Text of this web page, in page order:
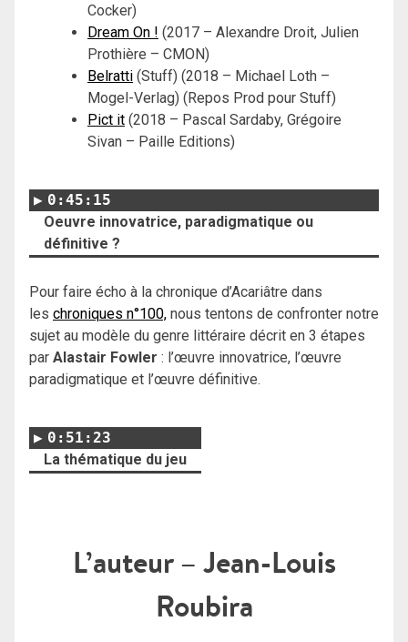
Cocker)
Dream On ! (2017 – Alexandre Droit, Julien
Prothière – CMON)
Belratti (Stuff) (2018 – Michael Loth –
Mogel-Verlag) (Repos Prod pour Stuff)
Pict it (2018 – Pascal Sardaby, Grégoire
Sivan – Paille Editions)
0:45:15
Oeuvre innovatrice, paradigmatique ou
définitive ?
Pour faire écho à la chronique d’Acariâtre dans
les chroniques n°100, nous tentons de confronter notre
sujet au modèle du genre littéraire décrit en 3 étapes
par Alastair Fowler : l’œuvre innovatrice, l’œuvre
paradigmatique et l’œuvre définitive.
0:51:23
La thématique du jeu
L’auteur – Jean-Louis
Roubira